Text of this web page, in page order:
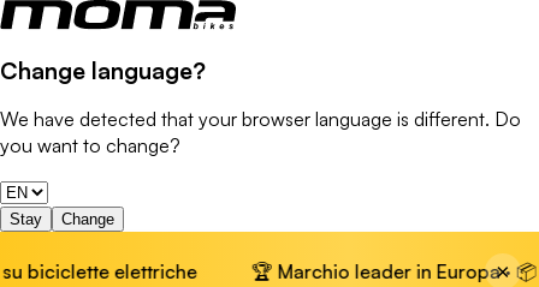
Change language?
We have detected that your browser language is different. Do
you want to change?
Stay Change
elettriche 🏆 Marchio leader in Europa · 📦 ×